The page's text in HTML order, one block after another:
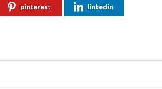
pinterest linkedin